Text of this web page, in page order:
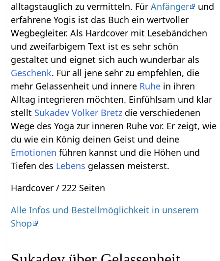
alltagstauglich zu vermitteln. FürAnfänger
und
erfahrene Yogis ist das Buch ein wertvoller
Wegbegleiter. Als Hardcover mit Lesebändchen
und zweifarbigem Text ist es sehr schön
gestaltet und eignet sich auch wunderbar als
Geschenk. Für all jene sehr zu empfehlen, die
mehr Gelassenheit und innere Ruhe in ihren
Alltag integrieren möchten. Einfühlsam und klar
stellt Sukadev Volker Bretz die verschiedenen
Wege des Yoga zur inneren Ruhe vor. Er zeigt, wie
du wie ein König deinen Geist und deine
Emotionen führen kannst und die Höhen und
Tiefen des Lebens gelassen meisterst.
Hardcover / 222 Seiten
Alle Infos und Bestellmöglichkeit in unserem
Shop